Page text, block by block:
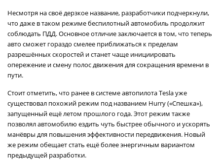
Несмотря на своё дерзкое название, разработчики подчеркнули,
что даже в таком режиме беспилотный автомобиль продолжит
соблюдать ПДД. Основное отличие заключается в том, что теперь
авто сможет гораздо смелее приближаться к пределам
разрешённых скоростей и станет чаще инициировать
опережение и смену полос движения для сокращения времени в
пути.
Стоит отметить, что ранее в системе автопилота Tesla уже
существовал похожий режим под названием Hurry («Спешка»),
запущенный ещё летом прошлого года. Этот режим также
позволял автомобилю ездить чуть быстрее обычного и ускорять
манёвры для повышения эффективности передвижения. Новый
же режим обещает стать ещё более энергичным вариантом
предыдущей разработки.